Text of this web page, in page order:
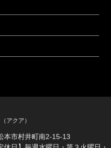
（アクア）
市村井町南2-15-13